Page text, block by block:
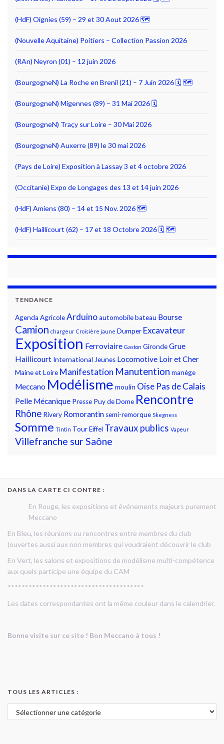
(HdF) Oignies (59) – 29 et 30 Aout 2026 🗺
(Nouvelle Aquitaine) Poitiers – Collection Passion 2026
(RAn) Neyron (01) – 12 juin 2026
(BourgogneN) La Roche en Brenil (21) – 7 Juin 2026 🗓 🗺
(BourgogneN) Migennes (89) – 31 Mai 2026 🗓
(BourgogneN) Traçy sur Loire – 30 Mai 2026
(BourgogneN) Auxerre (89) le 30 mai 2026
(Pays de Loire) Exposition à Lassay 3 et 4 octobre 2026
(Occitanie) Expo de Longages des 13 et 14 juin 2026
(HdF) Amiens (80) – 14 et 15 Nov. 2026 🗺
(HdF) Haillicourt (62) – 17 et 18 Octobre 2026 🗓 🗺
TENDANCE
Agenda AgricoleArduinoautomobilebateau Bourse
Camion chargeur Croisière jaune Dumper Excavateur
Exposition Ferroviaire Gaston GirondeGrue
Haillicourt International Jeunes Locomotive Loir et Cher
Maine et Loire Manifestation Manutention manège
Meccano Modélisme moulin Oise Pas de Calais
Pelle Mécanique Presse Puy de Dome Rencontre
Rhône Rivery Romorantin semi-remorque Skegness
Somme Tintin Tour Eiffel Travaux publics Vapeur
Villefranche sur Saône
DANS LA CARTE CI CONTRE :
En Rouge, les expositions et événements majeurs purement
Meccano
En Bleu, les réunions ou rencontres entre membres du club
(ouvertes aussi aux non membres qui voudraient découvrir le club
En Vert, les salons et expositions de modélisme multi-compétence
aux quels participe une équipe du CAM
***************************************
Les dates correspondantes ont la même couleur dans le calendrier.
Bonne visite sur ce site ! Bon Meccano à tous !
TOUS LES ARTICLES :
Tous les articles :